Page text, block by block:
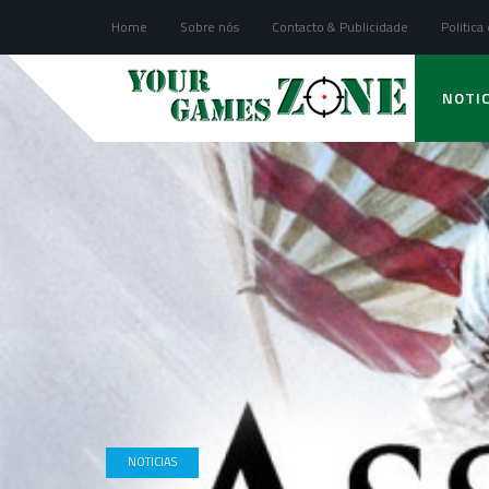
Home Sobre nós Contacto & Publicidade Politica
NOTICIAS